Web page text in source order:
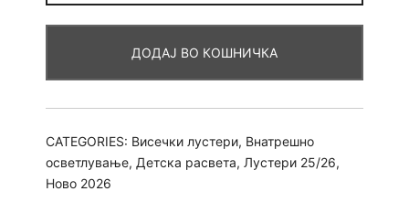
quantity
ДОДАЈ ВО КОШНИЧКА
CATEGORIES: Висечки лустери, Внатрешно
осветлување, Детска расвета, Лустери 25/26,
Ново 2026